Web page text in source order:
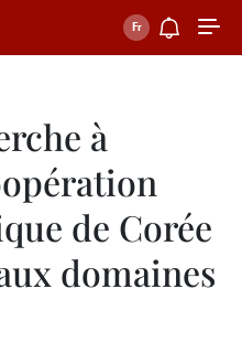
à
de Corée
domaines